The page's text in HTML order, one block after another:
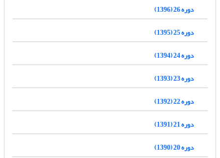
دوره 26 (1396)
دوره 25 (1395)
دوره 24 (1394)
دوره 23 (1393)
دوره 22 (1392)
دوره 21 (1391)
دوره 20 (1390)